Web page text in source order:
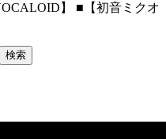
】 ■【初音ミクオ